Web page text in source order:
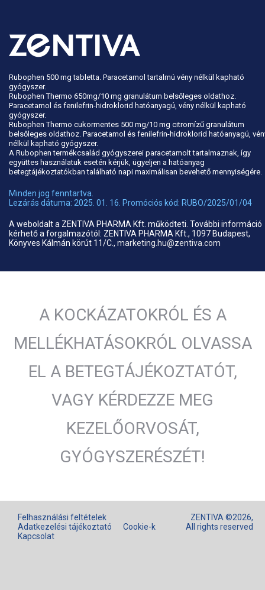
Rubophen 500 mg tabletta. Paracetamol tartalmú vény nélkül kapható
gyógyszer.
Rubophen Thermo 650mg/10 mg granulátum belsőleges oldathoz.
Paracetamol és fenilefrin-hidroklorid hatóanyagú, vény nélkül kapható
gyógyszer.
Rubophen Thermo cukormentes 500 mg/10 mg citromízű granulátum
belsőleges oldathoz. Paracetamol és fenilefrin-hidroklorid hatóanyagú,
nélkül kapható gyógyszer.
A Rubophen termékcsalád gyógyszerei paracetamolt tartalmaznak, így
együttes használatuk esetén kérjük, ügyeljen a hatóanyag
betegtájékoztatókban található napi maximálisan bevehető mennyiségére.
Minden jog fenntartva.
Lezárás dátuma: 2025. 01. 16. Promóciós kód: RUBO/2025/01/04
A weboldalt a ZENTIVA PHARMA Kft. működteti. További információ
kérhető a forgalmazótól: ZENTIVA PHARMA Kft., 1097 Budapest,
Könyves Kálmán körút 11/C., marketing.hu@zentiva.com
A KOCKÁZATOKRÓL ÉS A
MELLÉKHATÁSOKRÓL OLVASSA
EL A BETEGTÁJÉKOZTATÓT,
VAGY KÉRDEZZE MEG
KEZELŐORVOSÁT,
GYÓGYSZERÉSZÉT!
Felhasználási feltételek
Adatkezelési tájékoztató
Cookie-k
Kapcsolat
ZENTIVA ©2026,
All rights reserved